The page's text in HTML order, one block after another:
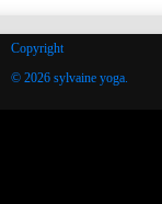
Copyright
© 2026 sylvaine yoga.